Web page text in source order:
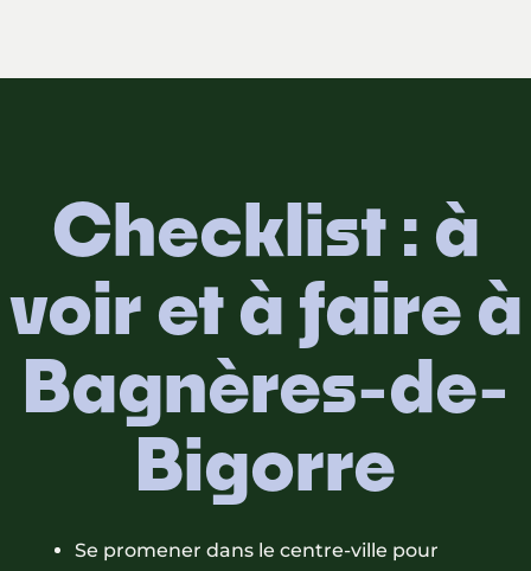
Checklist : à
voir et à faire à
Bagnères-de-
Bigorre
Se promener dans le centre-ville pour